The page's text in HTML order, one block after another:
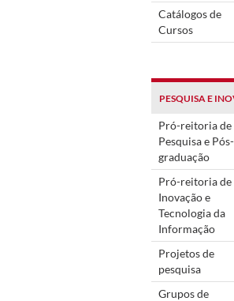
Catálogos de
Cursos
PESQUISA E
Pró-reitoria de
Pesquisa e Pós-
graduação
Pró-reitoria de
Inovação e
Tecnologia da
Informação
Projetos de
pesquisa
Grupos de